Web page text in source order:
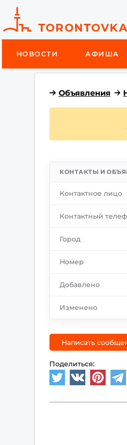
НОВОСТИ АФИША
Объявления
КОНТАКТЫ И
Контактное лицо
Контактный
Город
Номер
Добавлено
Изменено
Написать
Поделиться: